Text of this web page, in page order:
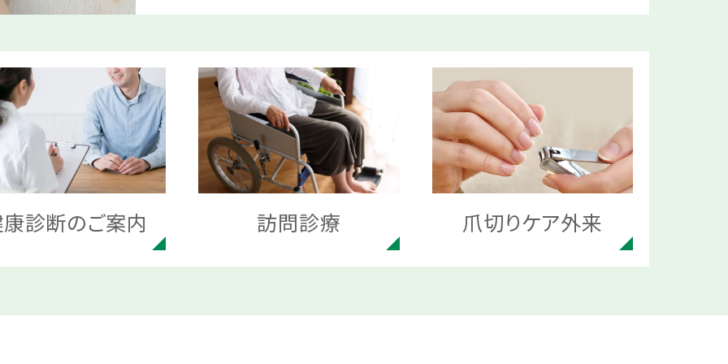
診断のご案内 訪問診療 爪切りケア外来